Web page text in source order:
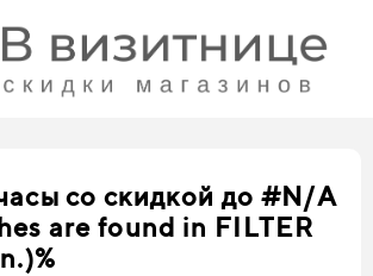
со скидкой до #N/A
are found in FILTER